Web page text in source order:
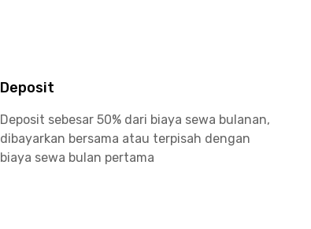
Deposit
Deposit sebesar 50% dari biaya sewa bulanan,
dibayarkan bersama atau terpisah dengan
biaya sewa bulan pertama